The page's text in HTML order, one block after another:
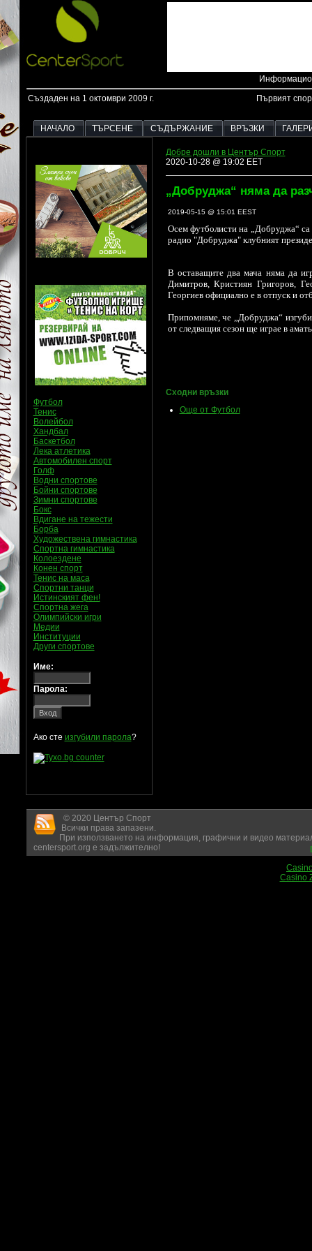
Създаден на 1 октомври 2009 г. Първият
НАЧАЛО ТЪРСЕНЕ СЪДЪРЖАНИЕ ВРЪЗКИ
Добре дошли в Център Спорт
2020-10-28 @ 19:02 EET
„Добруджа“ няма да
2019-05-15 @ 15:01 EEST
Осем футболисти на „Добруджа“
радио "Добруджа" клубният
В оставащите два мача няма да
Димитров, Кристиян Григоров,
Георгиев официално е в отпуск и
Припомняме, че „Добруджа“ изгуби
от следващия сезон ще играе в
Сходни връзки
Още от Футбол
Футбол
Тенис
Волейбол
Хандбал
Баскетбол
Лека атлетика
Автомобилен спорт
Голф
Водни спортове
Бойни спортове
Зимни спортове
Бокс
Вдигане на тежести
Борба
Художествена гимнастика
Спортна гимнастика
Колоездене
Конен спорт
Тенис на маса
Спортни танци
Истинският фен!
Спортна жега
Олимпийски игри
Медии
Институции
Други спортове
Име:
Парола:
Ако сте изгубили парола?
© 2020 Център Спорт
Всички права запазени.
При използването на информация, графични и видео
centersport.org е задължително!
Casino